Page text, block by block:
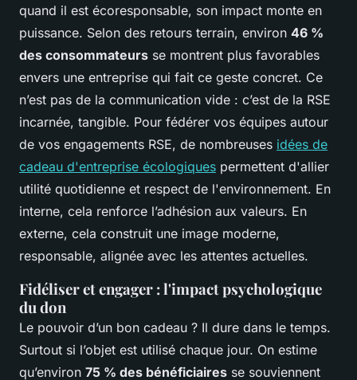
quand il est écoresponsable, son impact monte en
puissance. Selon des retours terrain, environ 46 %
des consommateurs se montrent plus favorables
envers une entreprise qui fait ce geste concret. Ce
n’est pas de la communication vide : c’est de la RSE
incarnée, tangible. Pour fédérer vos équipes autour
de vos engagements RSE, de nombreuses idées de
cadeau d'entreprise écologiques permettent d'allier
utilité quotidienne et respect de l'environnement. En
interne, cela renforce l’adhésion aux valeurs. En
externe, cela construit une image moderne,
responsable, alignée avec les attentes actuelles.
Fidéliser et engager : l'impact psychologique
du don
Le pouvoir d’un bon cadeau ? Il dure dans le temps.
Surtout si l’objet est utilisé chaque jour. On estime
qu’environ 75 % des bénéficiaires se souviennent